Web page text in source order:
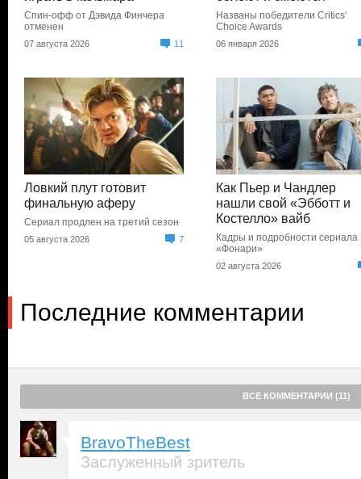
Спин-офф от Дэвида Финчера
отменен
07 августа 2026 11
Названы победители Critics'
Choice Awards
06 января 2026
Ловкий плут готовит
финальную аферу
Сериал продлен на третий сезон
05 августа 2026 7
Как Пьер и Чандлер
нашли свой «Эбботт и
Костелло» вайб
Кадры и подробности сериала
«Фонари»
02 августа 2026
Последние комментарии
ВСЕ КОММЕНТАРИИ (11)
BravoTheBest
Заслуженный зритель